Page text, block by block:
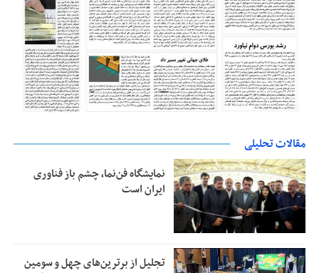
مقالات تحلیلی
نمایشگاه فن‌نما، چشم باز فناوری
ایران است
تجلیل از بر‌ترین‌های چهل و سومین